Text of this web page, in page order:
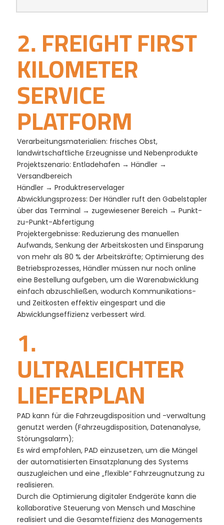
1.
ULTRALEICHTER
LIEFERPLAN
PAD kann für die Fahrzeugdisposition und -verwaltung
genutzt werden (Fahrzeugdisposition, Datenanalyse,
Störungsalarm);
Es wird empfohlen, PAD einzusetzen, um die Mängel
der automatisierten Einsatzplanung des Systems
auszugleichen und eine „flexible“ Fahrzeugnutzung zu
realisieren.
Durch die Optimierung digitaler Endgeräte kann die
kollaborative Steuerung von Mensch und Maschine
realisiert und die Gesamteffizienz des Managements
2. FREIGHT FIRST
KILOMETER
SERVICE
PLATFORM
Verarbeitungsmaterialien: frisches Obst,
landwirtschaftliche Erzeugnisse und Nebenprodukte
Projektszenario: Entladehafen → Händler →
Versandbereich
Händler → Produktreservelager
Abwicklungsprozess: Der Händler ruft den Gabelstapler
über das Terminal → zugewiesener Bereich → Punkt-
zu-Punkt-Abfertigung
Projektergebnisse: Reduzierung des manuellen
Aufwands, Senkung der Arbeitskosten und Einsparung
von mehr als 80 % der Arbeitskräfte; Optimierung des
Betriebsprozesses, Händler müssen nur noch online
eine Bestellung aufgeben, um die Warenabwicklung
einfach abzuschließen, wodurch Kommunikations-
und Zeitkosten effektiv eingespart und die
Abwicklungseffizienz verbessert wird.